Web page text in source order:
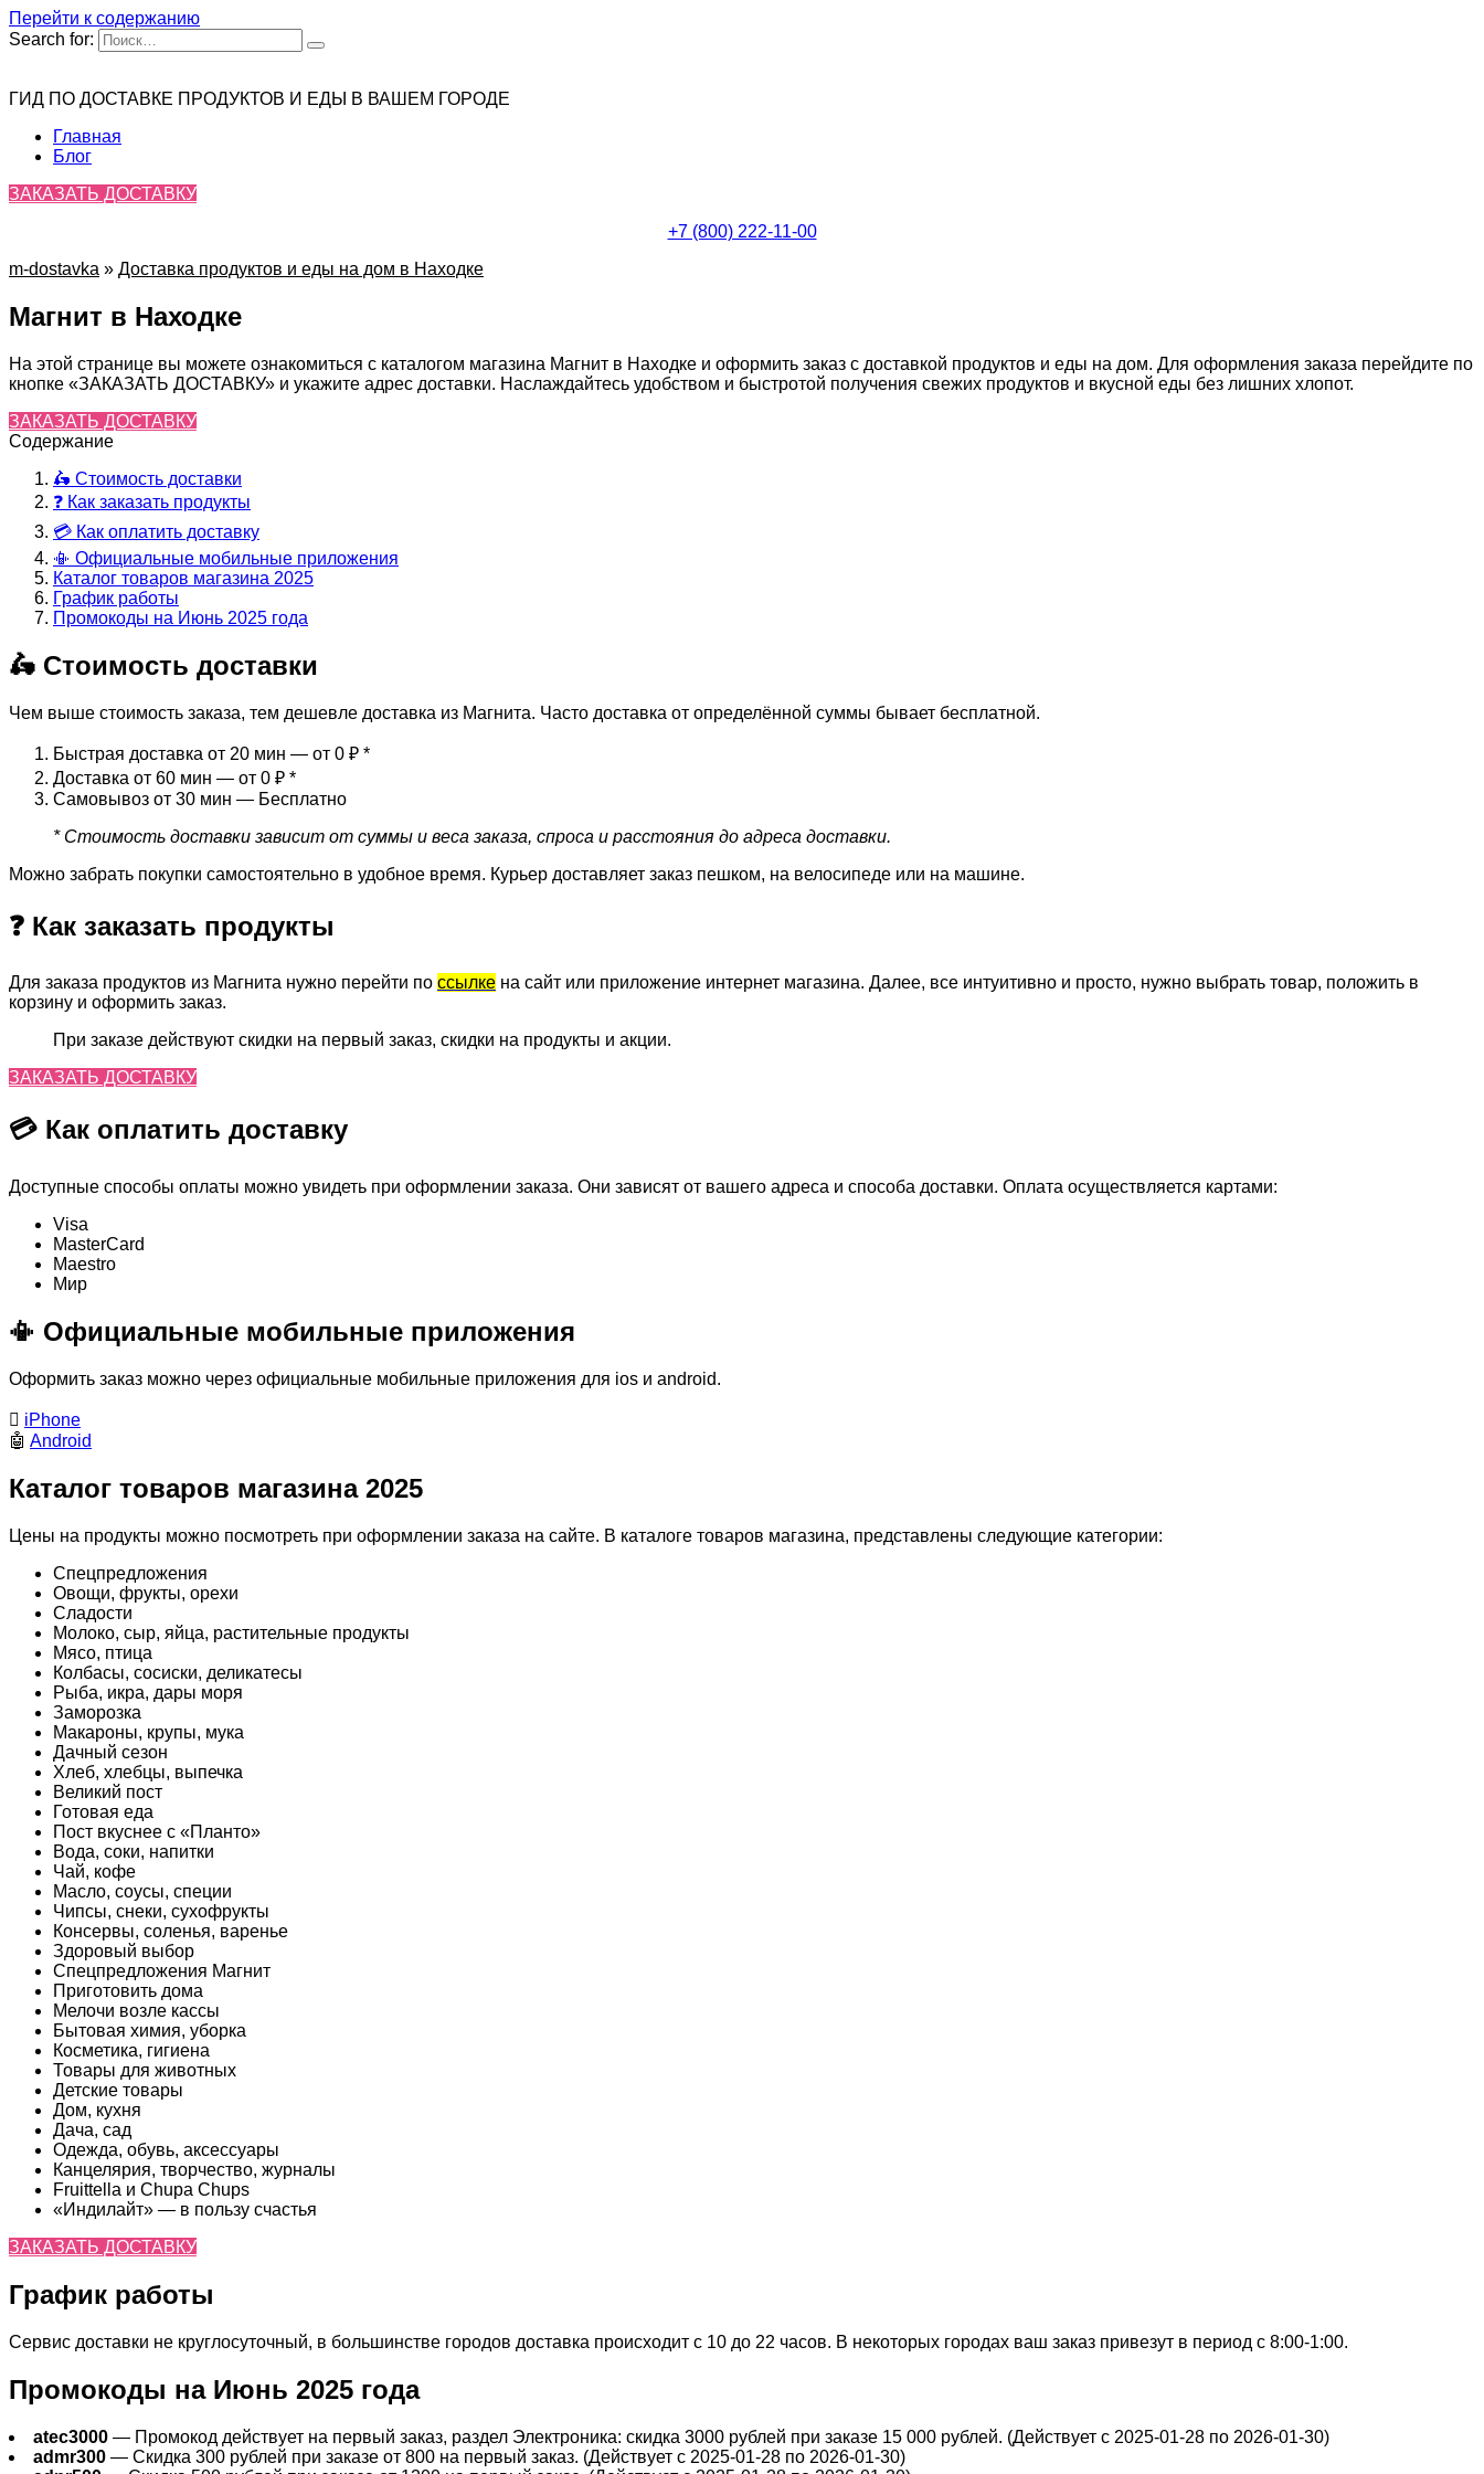
Перейти к содержанию
Search for:
ГИД ПО ДОСТАВКЕ ПРОДУКТОВ И ЕДЫ В ВАШЕМ ГОРОДЕ
Главная
Блог
ЗАКАЗАТЬ ДОСТАВКУ
+7 (800) 222-11-00
m-dostavka » Доставка продуктов и еды на дом в Находке
Магнит в Находке
На этой странице вы можете ознакомиться с каталогом магазина Магнит в Находке и оформить заказ с доставкой продуктов и еды на дом. Для оформления заказа перейдите по
кнопке «ЗАКАЗАТЬ ДОСТАВКУ» и укажите адрес доставки. Наслаждайтесь удобством и быстротой получения свежих продуктов и вкусной еды без лишних хлопот.
ЗАКАЗАТЬ ДОСТАВКУ
Содержание
🛵 Стоимость доставки
❓ Как заказать продукты
💳 Как оплатить доставку
📳 Официальные мобильные приложения
Каталог товаров магазина 2025
График работы
Промокоды на Июнь 2025 года
🛵 Стоимость доставки
Чем выше стоимость заказа, тем дешевле доставка из Магнита. Часто доставка от определённой суммы бывает бесплатной.
Быстрая доставка от 20 мин — от 0 ₽ *
Доставка от 60 мин — от 0 ₽ *
Самовывоз от 30 мин — Бесплатно
* Стоимость доставки зависит от суммы и веса заказа, спроса и расстояния до адреса доставки.
Можно забрать покупки самостоятельно в удобное время. Курьер доставляет заказ пешком, на велосипеде или на машине.
❓ Как заказать продукты
Для заказа продуктов из Магнита нужно перейти по ссылке на сайт или приложение интернет магазина. Далее, все интуитивно и просто, нужно выбрать товар, положить в
корзину и оформить заказ.
При заказе действуют скидки на первый заказ, скидки на продукты и акции.
ЗАКАЗАТЬ ДОСТАВКУ
💳 Как оплатить доставку
Доступные способы оплаты можно увидеть при оформлении заказа. Они зависят от вашего адреса и способа доставки. Оплата осуществляется картами:
Visa
MasterСard
Maestro
Мир
📳 Официальные мобильные приложения
Оформить заказ можно через официальные мобильные приложения для ios и android.
 iPhone
🤖 Android
Каталог товаров магазина 2025
Цены на продукты можно посмотреть при оформлении заказа на сайте. В каталоге товаров магазина, представлены следующие категории:
Спецпредложения
Овощи, фрукты, орехи
Сладости
Молоко, сыр, яйца, растительные продукты
Мясо, птица
Колбасы, сосиски, деликатесы
Рыба, икра, дары моря
Заморозка
Макароны, крупы, мука
Дачный сезон
Хлеб, хлебцы, выпечка
Великий пост
Готовая еда
Пост вкуснее с «Планто»
Вода, соки, напитки
Чай, кофе
Масло, соусы, специи
Чипсы, снеки, сухофрукты
Консервы, соленья, варенье
Здоровый выбор
Спецпредложения Магнит
Приготовить дома
Мелочи возле кассы
Бытовая химия, уборка
Косметика, гигиена
Товары для животных
Детские товары
Дом, кухня
Дача, сад
Одежда, обувь, аксессуары
Канцелярия, творчество, журналы
Fruittella и Chupa Chups
«Индилайт» — в пользу счастья
ЗАКАЗАТЬ ДОСТАВКУ
График работы
Сервис доставки не круглосуточный, в большинстве городов доставка происходит с 10 до 22 часов. В некоторых городах ваш заказ привезут в период с 8:00-1:00.
Промокоды на Июнь 2025 года
atec3000 — Промокод действует на первый заказ, раздел Электроника: скидка 3000 рублей при заказе 15 000 рублей. (Действует с 2025-01-28 по 2026-01-30)
admr300 — Скидка 300 рублей при заказе от 800 на первый заказ. (Действует с 2025-01-28 по 2026-01-30)